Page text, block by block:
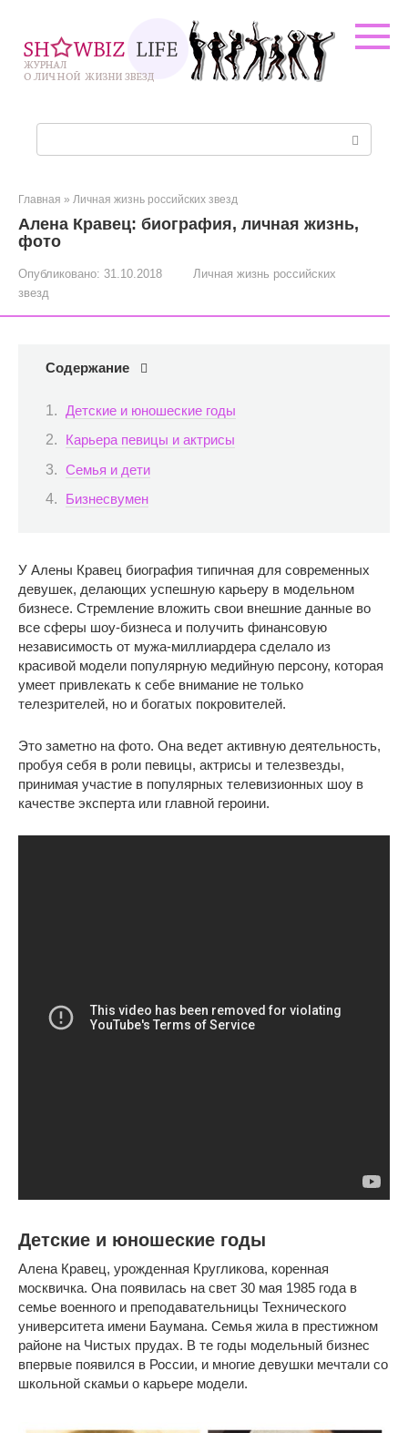
контенту
Главная » Личная жизнь российских звезд
Алена Кравец: биография, личная жизнь,
фото
Опубликовано: 31.10.2018
Личная жизнь российских
звезд
Содержание
Детские и юношеские годы
Карьера певицы и актрисы
Семья и дети
Бизнесвумен
У Алены Кравец биография типичная для современных
девушек, делающих успешную карьеру в модельном
бизнесе. Стремление вложить свои внешние данные во
все сферы шоу-бизнеса и получить финансовую
независимость от мужа-миллиардера сделало из
красивой модели популярную медийную персону, которая
умеет привлекать к себе внимание не только
телезрителей, но и богатых покровителей.
Это заметно на фото​. Она ведет активную деятельность,
пробуя себя в роли певицы, актрисы и телезвезды,
принимая участие в популярных телевизионных шоу в
качестве эксперта или главной героини.
Детские и юношеские годы
Алена Кравец, урожденная Кругликова, коренная
москвичка. Она появилась на свет 30 мая 1985 года в
семье военного и преподавательницы Технического
университета имени Баумана. Семья жила в престижном
районе на Чистых прудах. В те годы модельный бизнес
впервые появился в России, и многие девушки мечтали со
школьной скамьи о карьере модели.